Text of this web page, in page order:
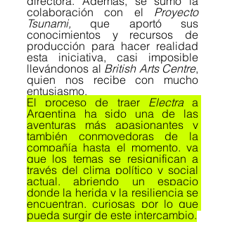
colaboración con el Proyecto
Tsunami, que aportó sus
conocimientos y recursos de
producción para hacer realidad
esta iniciativa, casi imposible
llevándonos al British Arts Centre,
quien nos recibe con mucho
entusiasmo.
El proceso de traer Electra a
Argentina ha sido una de las
aventuras más apasionantes y
también conmovedoras de la
compañía hasta el momento, ya
que los temas se resignifican a
través del clima político y social
actual, abriendo un espacio
donde la herida y la resiliencia se
encuentran, curiosas por lo que
pueda surgir de este intercambio.